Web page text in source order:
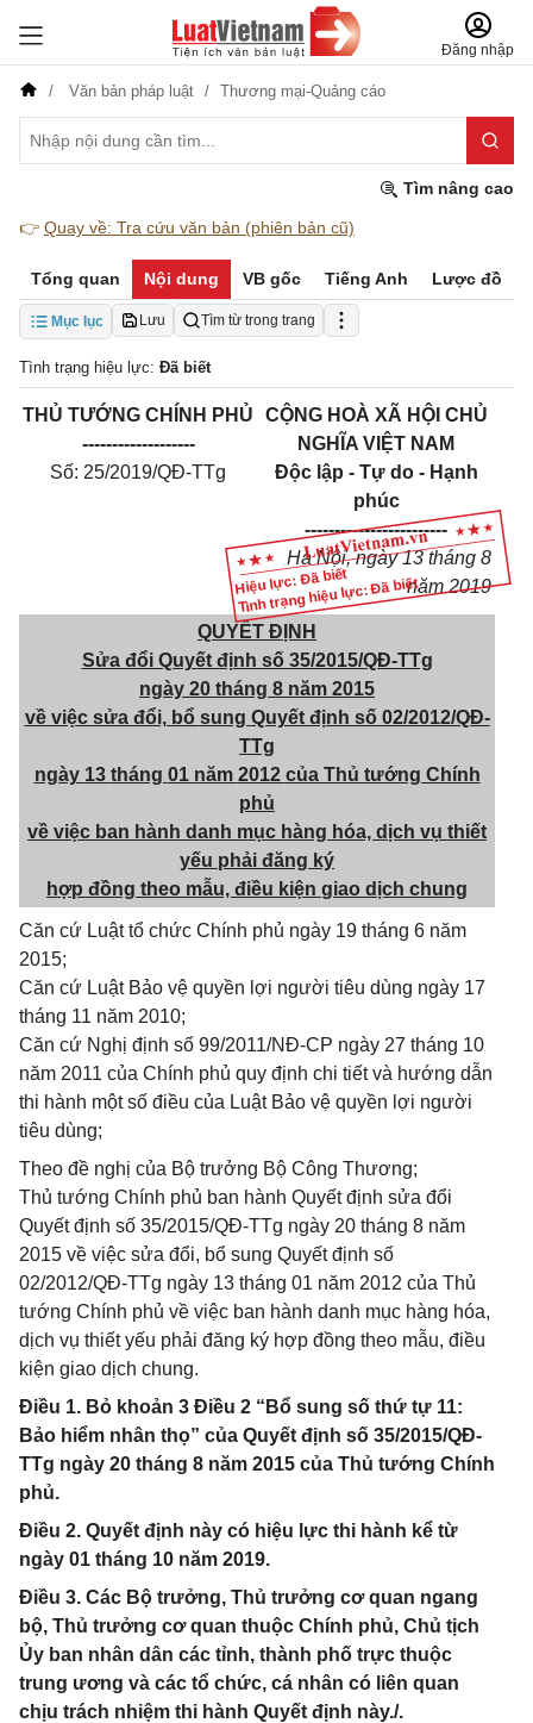
Đăng nhập
Văn bản pháp luật Thương mại-Quảng cáo
Tìm nâng cao
👉 Quay về: Tra cứu văn bản (phiên bản cũ)
Tổng quan Nội dung VB gốc Tiếng Anh Lược đồ
Mục lục Lưu Tìm từ trong trang
Tình trạng hiệu lực: Đã biết
Hiệu lực: Đã biết
Tình trạng hiệu lực: Đã biết
THỦ TƯỚNG CHÍNH PHỦ
-------------------
Số: 25/2019/QĐ-TTg
CỘNG HOÀ XÃ HỘI CHỦ
NGHĨA VIỆT NAM
Độc lập - Tự do - Hạnh
phúc
------------------------
Hà Nội, ngày13 tháng 8
năm2019
QUYẾT ĐỊNH
Sửa đổi Quyết định số 35/2015/QĐ-TTg
ngày 20 tháng 8 năm 2015
về việc sửa đổi, bổ sung Quyết định số 02/2012/QĐ-
TTg
ngày 13 tháng 01 năm 2012 của Thủ tướng Chính
phủ
về việc ban hành danh mục hàng hóa, dịch vụ thiết
yếu phải đăng ký
hợp đồng theo mẫu, điều kiện giao dịch chung
Căn cứ Luật tổ chức Chính phủ ngày 19 tháng 6 năm
2015;
Căn cứ Luật Bảo vệ quyền lợi người tiêu dùng ngày 17
tháng 11 năm 2010;
Căn cứ Nghị định số 99/2011/NĐ-CP ngày 27 tháng 10
năm 2011 của Chính phủ quy định chi tiết và hướng dẫn
thi hành một số điều của Luật Bảo vệ quyền lợi người
tiêu dùng;
Theo đề nghị của Bộ trưởng Bộ Công Thương;
Thủ tướng Chính phủ ban hành Quyết định sửa đổi
Quyết định số 35/2015/QĐ-TTg ngày 20 tháng 8 năm
2015 về việc sửa đổi, bổ sung Quyết định số
02/2012/QĐ-TTg ngày 13 tháng 01 năm 2012 của Thủ
tướng Chính phủ về việc ban hành danh mục hàng hóa,
dịch vụ thiết yếu phải đăng ký hợp đồng theo mẫu, điều
kiện giao dịch chung.
Điều 1. Bỏ khoản 3 Điều 2 “Bổ sung số thứ tự 11:
Bảo hiểm nhân thọ” của Quyết định số 35/2015/QĐ-
TTg ngày 20 tháng 8 năm 2015 của Thủ tướng Chính
phủ.
Điều 2. Quyết định này có hiệu lực thi hành kể từ
ngày 01 tháng 10 năm 2019.
Điều 3. Các Bộ trưởng, Thủ trưởng cơ quan ngang
bộ, Thủ trưởng cơ quan thuộc Chính phủ, Chủ tịch
Ủy ban nhân dân các tỉnh, thành phố trực thuộc
trung ương và các tổ chức, cá nhân có liên quan
chịu trách nhiệm thi hành Quyết định này./.